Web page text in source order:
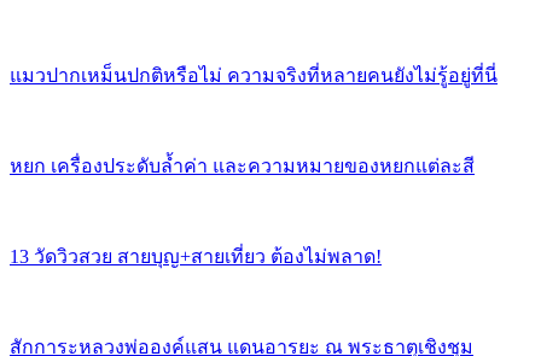
แมวปากเหม็นปกติหรือไม่ ความจริงที่หลายคนยังไม่รู้อยู่ที่นี่
หยก เครื่องประดับล้ำค่า และความหมายของหยกแต่ละสี
13 วัดวิวสวย สายบุญ+สายเที่ยว ต้องไม่พลาด!
สักการะหลวงพ่อองค์แสน แดนอารยะ ณ พระธาตุเชิงชุม